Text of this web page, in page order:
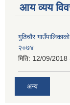
आय व्यय
गुठिचौर
२०७४
मिति: 12/09/2018
अन्य